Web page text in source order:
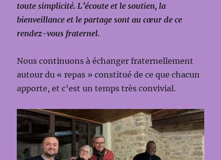
toute simplicité. L’écoute et le soutien, la
bienveillance et le partage sont au cœur de ce
rendez-vous fraternel.
Nous continuons à échanger fraternellement
autour du « repas » constitué de ce que chacun
apporte, et c’est un temps très convivial.